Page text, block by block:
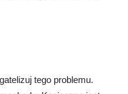
tego problemu.